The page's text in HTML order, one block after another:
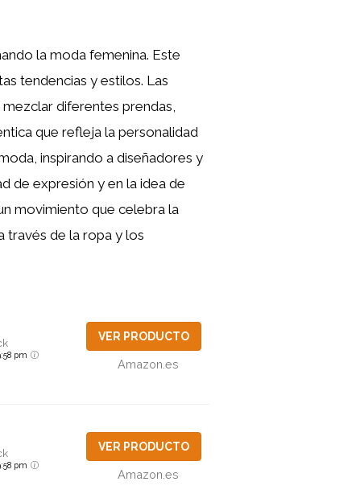
la moda femenina. Este
tendencias y estilos. Las
diferentes prendas,
que refleja la personalidad
inspirando a diseñadores y
de expresión y en la idea de
movimiento que celebra la
través de la ropa y los
pm
VER PRODUCTO
Amazon.es
pm
VER PRODUCTO
Amazon.es